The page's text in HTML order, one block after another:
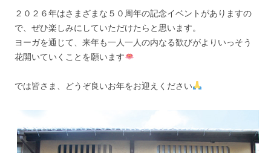
２０２６年はさまざまな５０周年の記念イベントがありますの
で、ぜひ楽しみにしていただけたらと思います。
ヨーガを通じて、来年も一人一人の内なる歓びがよりいっそう
花開いていくことを願います
では皆さま、どうぞ良いお年をお迎えください